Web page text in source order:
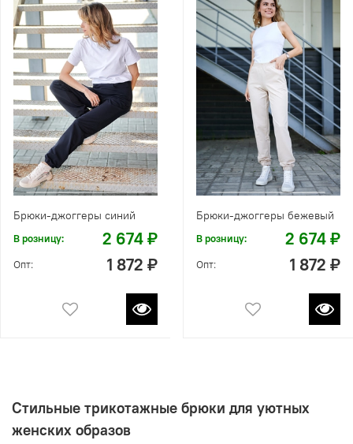
Брюки-джоггеры синий
В розницу: 2 674 ₽
Опт: 1 872 ₽
Брюки-джоггеры бежевый
В розницу: 2 674 ₽
Опт: 1 872 ₽
Стильные трикотажные брюки для уютных
женских образов